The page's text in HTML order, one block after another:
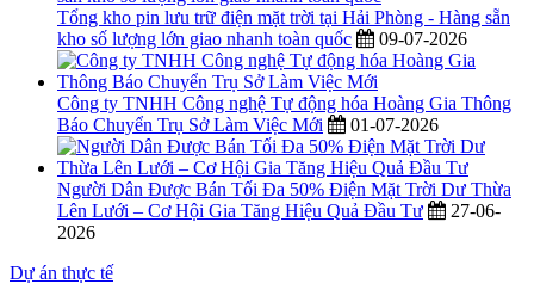
Tổng kho pin lưu trữ điện mặt trời tại Hải Phòng - Hàng sẵn
kho số lượng lớn giao nhanh toàn quốc
09-07-2026
Công ty TNHH Công nghệ Tự động hóa Hoàng Gia Thông
Báo Chuyển Trụ Sở Làm Việc Mới
01-07-2026
Người Dân Được Bán Tối Đa 50% Điện Mặt Trời Dư Thừa
Lên Lưới – Cơ Hội Gia Tăng Hiệu Quả Đầu Tư
27-06-
2026
Dự án thực tế